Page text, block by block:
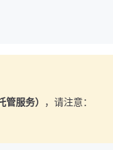
服务）
，请注意：